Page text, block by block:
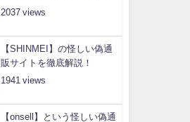
2037
【SHINMEI】の怪しい偽通
販サイトを徹底解説！
1941
【onsell】という怪しい偽通